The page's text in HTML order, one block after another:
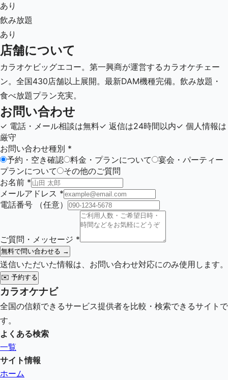
あり
飲み放題
あり
店舗について
カラオケビッグエコー。第一興商が運営するカラオケチェー
ン。全国430店舗以上展開。最新DAM機種完備。飲み放題・
食べ放題プラン充実。
お問い合わせ
✓ 電話・メール相談は無料✓ 返信は24時間以内✓ 個人情報は
厳守
お問い合わせ種別 *
予約・空き確認
料金・プランについて
宴会・パーティー
プランについて
その他のご質問
お名前 *
メールアドレス *
電話番号
（任意）
ご質問・メッセージ *
無料で問い合わせる →
送信いただいた情報は、お問い合わせ対応にのみ使用します。
✉️ 予約する
カラオケナビ
全国の信頼できるサービス提供者を比較・検索できるサイトで
す。
よくある検索
一覧
サイト情報
ホーム